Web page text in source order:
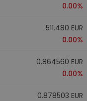
0.00%
511.480 EUR
0.00%
0.864560 EUR
0.00%
0.878503 EUR